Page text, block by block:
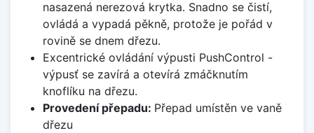
nasazená nerezová krytka. Snadno se čistí,
ovládá a vypadá pěkně, protože je pořád v
rovině se dnem dřezu.
Excentrické ovládání výpusti PushControl -
výpusť se zavírá a otevírá zmáčknutím
knoflíku na dřezu.
Provedení přepadu: Přepad umístěn ve vaně
dřezu